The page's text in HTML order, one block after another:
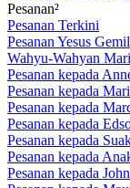
Pesanan²
Pesanan Terkini
Pesanan Yesus
Wahyu-Wahyan
Pesanan kepada
Pesanan kepada
Pesanan kepada
Pesanan kepada
Pesanan kepada
Pesanan kepada
Pesanan kepada